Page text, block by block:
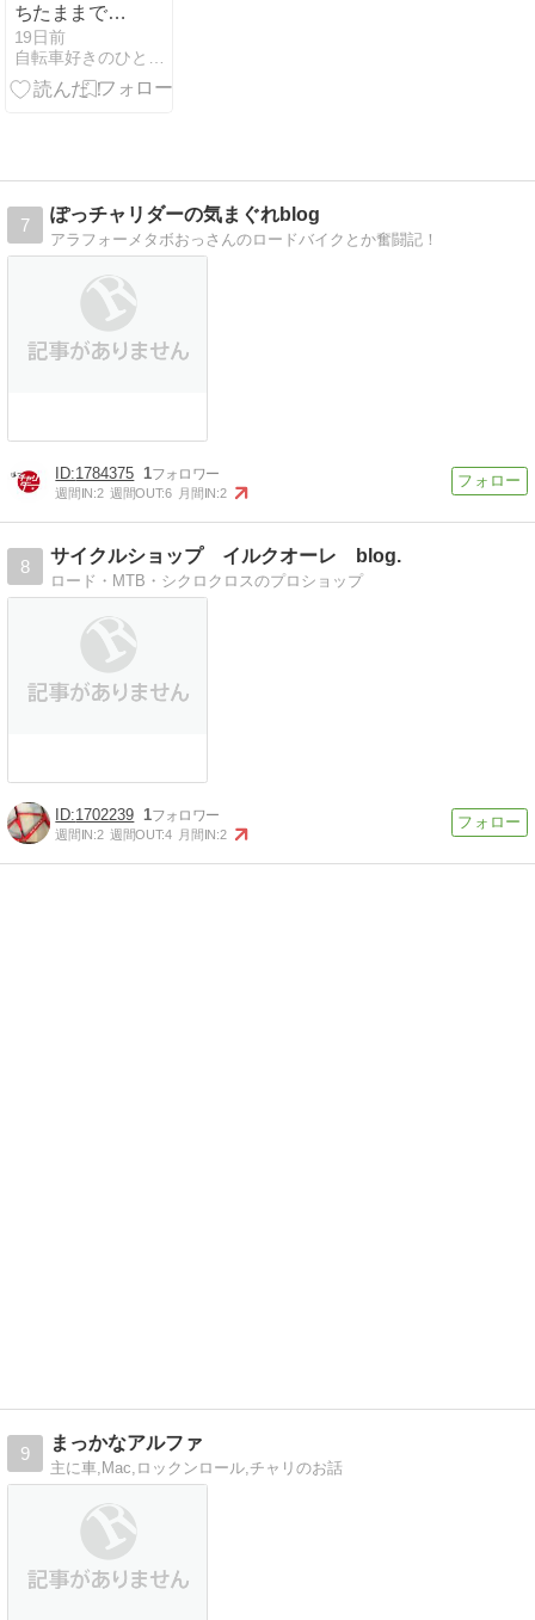
ちたままで
す。
19日前
自転車好きのひとりごと
7
ぽっチャリダーの気まぐれblog
アラフォーメタボおっさんのロードバイクとか奮闘記！
1784375 1
週間IN:2 週間OUT:6 月間IN:2
8
サイクルショップ イルクオーレ blog.
ロード・MTB・シクロクロスのプロショップ
1702239 1
週間IN:2 週間OUT:4 月間IN:2
9
まっかなアルファ
主に車,Mac,ロックンロール,チャリのお話